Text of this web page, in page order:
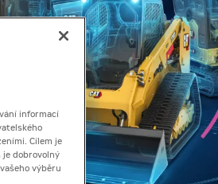
informací
Cílem je
je dobrovolný
výběru